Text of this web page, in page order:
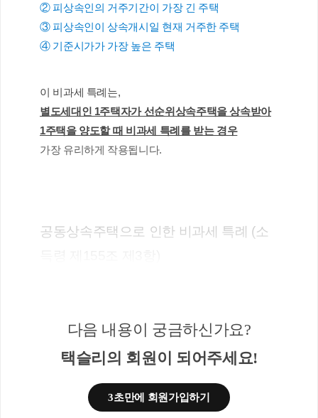
② 피상속인의 거주기간이 가장 긴 주택
③ 피상속인이 상속개시일 현재 거주한 주택
④ 기준시가가 가장 높은 주택
이 비과세 특례는,
별도세대인 1주택자가 선순위상속주택을 상속받아
1주택을 양도할 때 비과세 특례를 받는 경우
가장 유리하게 작용됩니다.
공동상속주택으로 인한 비과세 특례 (소
이 비과세 특례는
공동으로 지분을 상속받는 경우가 굉장히 많은데요.
다음 내용이 궁금하신가요?
택슬리의 회원이 되어주세요!
3초만에 회원가입하기